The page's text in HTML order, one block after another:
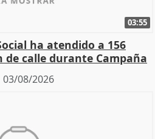
03:55
ha atendido a 156
de calle durante Campaña
03/08/2026